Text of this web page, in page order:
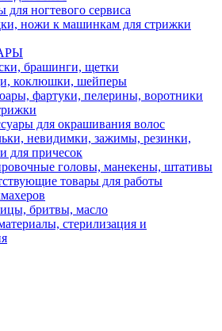
для ногтевого сервиса
ножи к машинкам для стрижки
брашинги, щетки
коклюшки, шейперы
фартуки, пелерины, воротники
для окрашивания волос
невидимки, зажимы, резинки,
для причесок
головы, манекены, штативы
товары для работы
бритвы, масло
стерилизация и